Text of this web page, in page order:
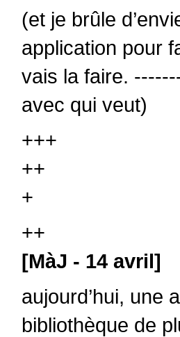
(et je brûle
application pour
vais la faire.
avec qui veut)
+++
++
+
++
[MàJ - 14 avril]
aujourd’hui, une
bibliothèque de